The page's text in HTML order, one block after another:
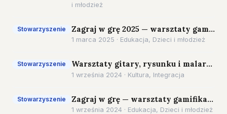
i młodzież
Stowarzyszenie Zagraj w grę 2025 — warsztaty gamifikacyjne
1 marca 2025 · Edukacja, Dzieci i młodzież
Stowarzyszenie Warsztaty gitary, rysunku i malarstwa 2024
1 września 2024 · Kultura, Integracja
Stowarzyszenie Zagraj w grę — warsztaty gamifikacyjne i planszówkowe
1 września 2024 · Edukacja, Dzieci i młodzież